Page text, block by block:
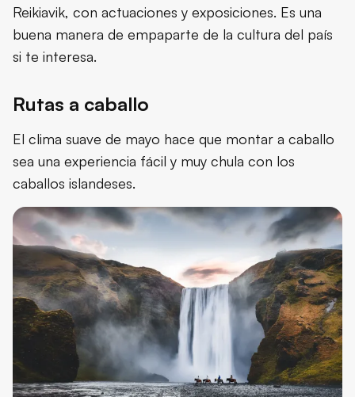
Reikiavik, con actuaciones y exposiciones. Es una
buena manera de empaparte de la cultura del país
si te interesa.
Rutas a caballo
El clima suave de mayo hace que montar a caballo
sea una experiencia fácil y muy chula con los
caballos islandeses.